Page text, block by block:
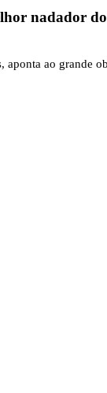
nadador
ao grande